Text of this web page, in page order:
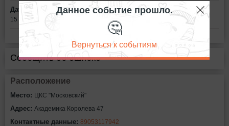
Дата:
15 октября в 18:00
Сообщить об ошибке
Расположение
Место: ЦКС "Московский"
Адрес: Академика Королева 47
Контактные данные: 89053117942
Данное событие прошло.
🤔
Вернуться к событиям